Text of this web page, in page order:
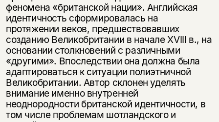
феномена «британской нации». Английская
идентичность сформировалась на
протяжении веков, предшествовавших
созданию Великобритании в начале XVIII в., на
основании столкновений с различными
«другими». Впоследствии она должна была
адаптироваться к ситуации полиэтничной
Великобритании. Автор склонен уделять
внимание именно внутренней
неоднородности британской идентичности, в
том числе проблемам шотландского и